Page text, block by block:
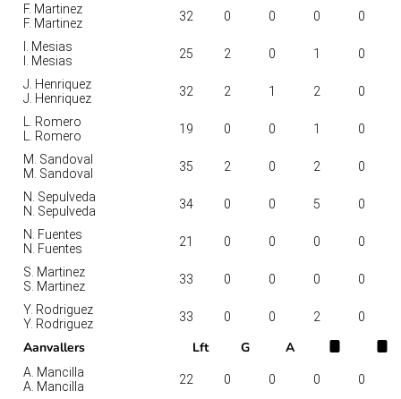
F. Martinez
F. Martinez
32 0 0 0 0
I. Mesias
I. Mesias
25 2 0 1 0
J. Henriquez
J. Henriquez
32 2 1 2 0
L. Romero
L. Romero
19 0 0 1 0
M. Sandoval
M. Sandoval
35 2 0 2 0
N. Sepulveda
N. Sepulveda
34 0 0 5 0
N. Fuentes
N. Fuentes
21 0 0 0 0
S. Martinez
S. Martinez
33 0 0 0 0
Y. Rodriguez
Y. Rodriguez
33 0 0 2 0
Aanvallers Lft G A
A. Mancilla
A. Mancilla
22 0 0 0 0